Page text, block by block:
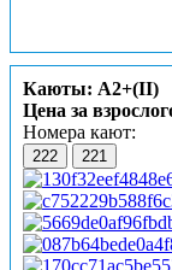
Каюты: А2+(II)
Цена за
Номера кают:
222 221